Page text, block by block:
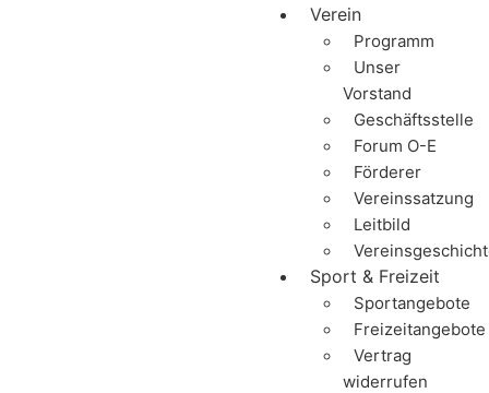
Verein
Programm
Unser
Vorstand
Geschäftsstelle
Forum O-E
Förderer
Vereinssatzung
Leitbild
Sport & Freizeit
Sportangebote
Freizeitangebote
Vertrag
widerrufen